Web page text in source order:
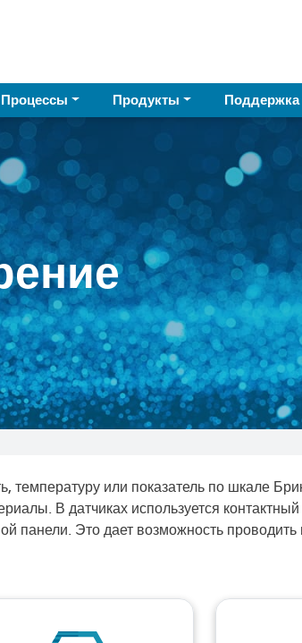
Процессы Продукты Поддержка
температуру или показатель по шкале
В датчиках используется
панели. Это дает возможность